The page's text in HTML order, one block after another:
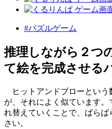
#パズルゲーム
推理しながら２つ
て絵を完成させる
ヒットアンドブローという
が、それによく似ています
れ替えていくことで、ばら
さい。